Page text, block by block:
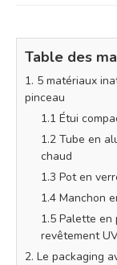
Table des
1. 5 matériaux
pinceau
1.1 Étui
1.2 Tube en
chaud
1.3 Pot en
1.4 Manchon
1.5 Palette en
revêtement
2. Le packaging